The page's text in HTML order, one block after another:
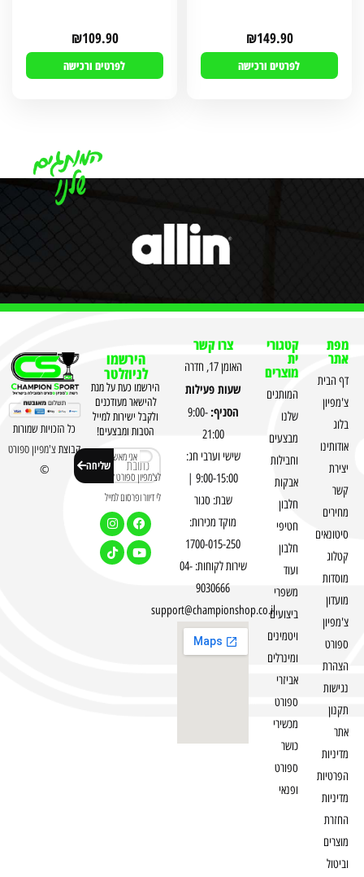
₪149.90
לפרטים ורכישה
₪109.90
לפרטים ורכישה
מפת
אתר
דף הבית
צ'מפיון
בלוג
אודותינו
יצירת
קשר
מחירים
סיטונאים
קטלוג
מוסדות
מועדון
צ'מפיון
ספורט
הצהרת
נגישות
תקנון
אתר
מדיניות
הפרטיות
מדיניות
החזרת
מוצרים
וביטול
קטגורי
ית
מוצרים
המותגים
שלנו
מבצעים
וחבילות
אבקות
חלבון
חטיפי
חלבון
ועוד
משפרי
ביצועים
ויטמינים
ומינרלים
אביזרי
ספורט
מכשירי
כושר
ספורט
ופנאי
צרו קשר
האומן 17, חדרה
שעות פעילות
הסניף:9:00-
21:00
שישי וערבי חג:
9:00-15:00 |
שבת: סגור
מוקד מכירות:
1700-015-250
שירות לקוחות: 04-
9030666
support@championshop.co.il
הירשמו
לניוזלטר
הירשמו כעת על מנת
להישאר מעודכנים
ולקבל ישירות למייל
הטבות ומבצעים!
אני מאשר
לצ'מפיון ספורט לשלוח
לי דיוור ופרסום למייל
שליחה
כל הזכויות שמורות
קבוצתצ'מפיון ספורט
©